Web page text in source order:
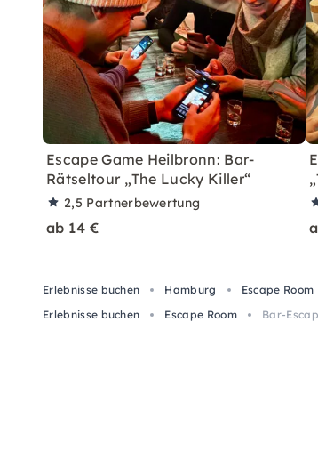
Escape Game Heilbronn: Bar-
Rätseltour „The Lucky Killer“
2,5 Partnerbewertung
ab 14 €
Erlebnisse buchen Hamburg Escape
Erlebnisse buchen
Escape Room Bar-